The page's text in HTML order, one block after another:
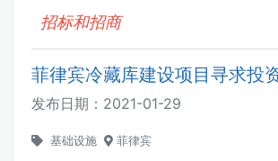
招标和招商
菲律宾冷藏库建设项目寻求投
发布日期： 2021-01-29
基础设施 菲律宾